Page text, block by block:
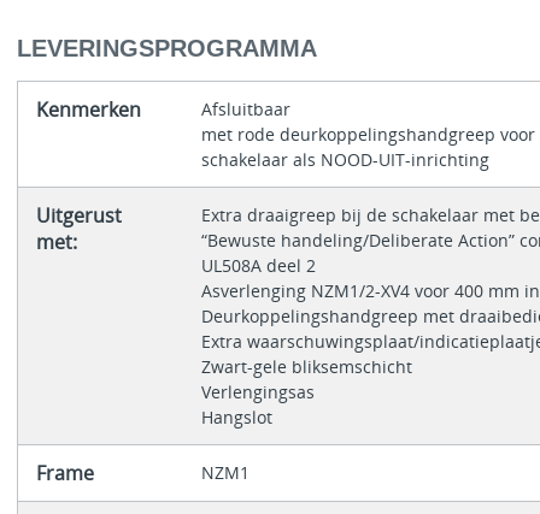
LEVERINGSPROGRAMMA
Kenmerken
Afsluitbaar
met rode deurkoppelingshandgreep voor
schakelaar als NOOD-UIT-inrichting
Uitgerust
met:
Extra draaigreep bij de schakelaar met
“Bewuste handeling/Deliberate Action”
UL508A deel 2
Asverlenging NZM1/2-XV4 voor 400 mm
Deurkoppelingshandgreep met
Extra waarschuwingsplaat/
Zwart-gele bliksemschicht
Verlengingsas
Hangslot
Frame NZM1